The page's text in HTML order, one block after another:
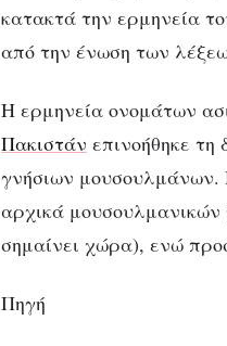
κατακτά την ερμηνεία
από την ένωση των
Η ερμηνεία ονομάτων
Πακιστάν επινοήθηκε
γνήσιων μουσουλμάνων.
αρχικά μουσουλμανικών
σημαίνει χώρα), ενώ
Πηγή